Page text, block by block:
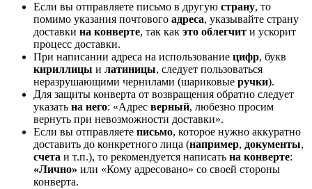
Если вы отправляете письмо в другую страну, то
помимо указания почтового адреса, указывайте страну
доставки на конверте, так как это облегчит и ускорит
процесс доставки.
При написании адреса на использование цифр, букв
кириллицы и латиницы, следует пользоваться
неразрушающими чернилами (шариковые ручки).
Для защиты конверта от возвращения обратно следует
указать на него: «Адрес верный, любезно просим
вернуть при невозможности доставки».
Если вы отправляете письмо, которое нужно аккуратно
доставить до конкретного лица (например, документы,
счета и т.п.), то рекомендуется написать на конверте:
«Лично» или «Кому адресовано» со своей стороны
конверта.